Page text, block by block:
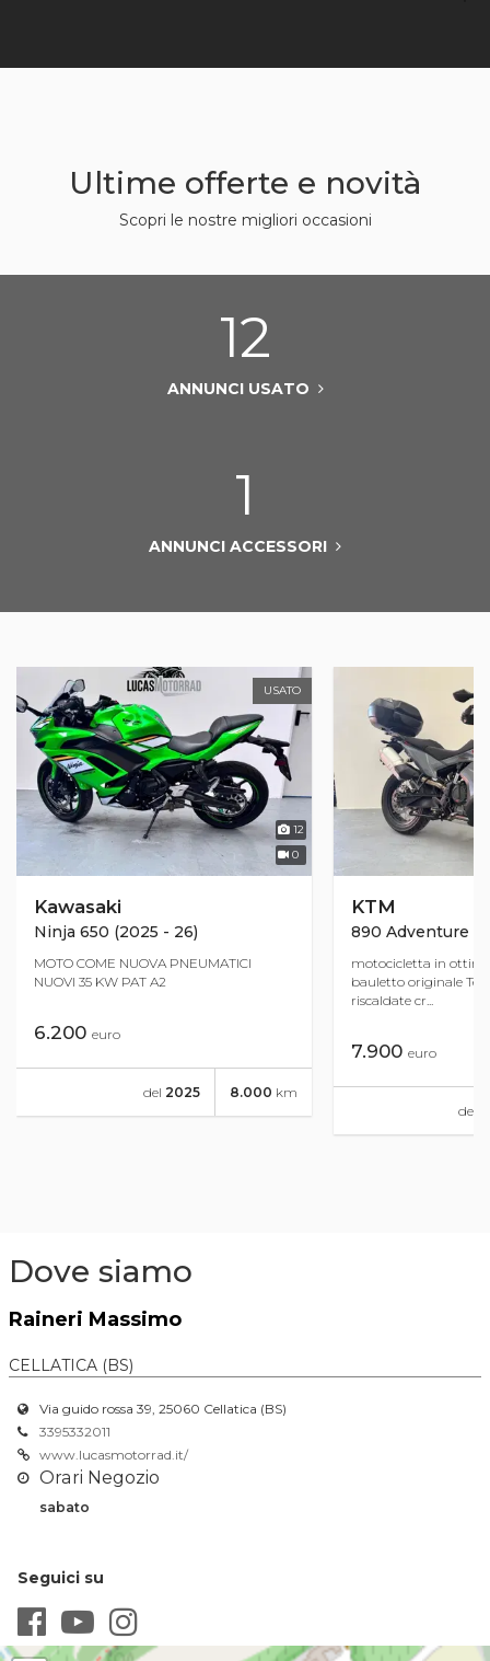
Ultime offerte e novità
Scopri le nostre migliori occasioni
12
ANNUNCI USATO
1
ANNUNCI ACCESSORI
USATO
12
0
Kawasaki
Ninja 650 (2025 - 26)
MOTO COME NUOVA PNEUMATICI
NUOVI 35 KW PAT A2
6.200 euro
8.000 km
del 2025
KTM
890 Adventure
motocicletta in
bauletto originale
riscaldate cr...
7.900 euro
del
Dove siamo
Raineri Massimo
CELLATICA (BS)
Via guido rossa 39, 25060 Cellatica (BS)
3395332011
www.lucasmotorrad.it/
Orari Negozio
sabato
Seguici su